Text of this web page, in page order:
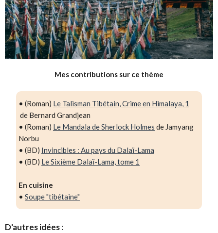
Mes contributions sur ce thème
• (Roman) Le Talisman Tibétain, Crime en Himalaya, 1
de Bernard Grandjean
• (Roman) Le Mandala de Sherlock Holmes de Jamyang
Norbu
• (BD) Invincibles : Au pays du Dalaï-Lama
• (BD) Le Sixième Dalaï-Lama, tome 1
En cuisine
• Soupe "tibétaine"
D'autres idées: